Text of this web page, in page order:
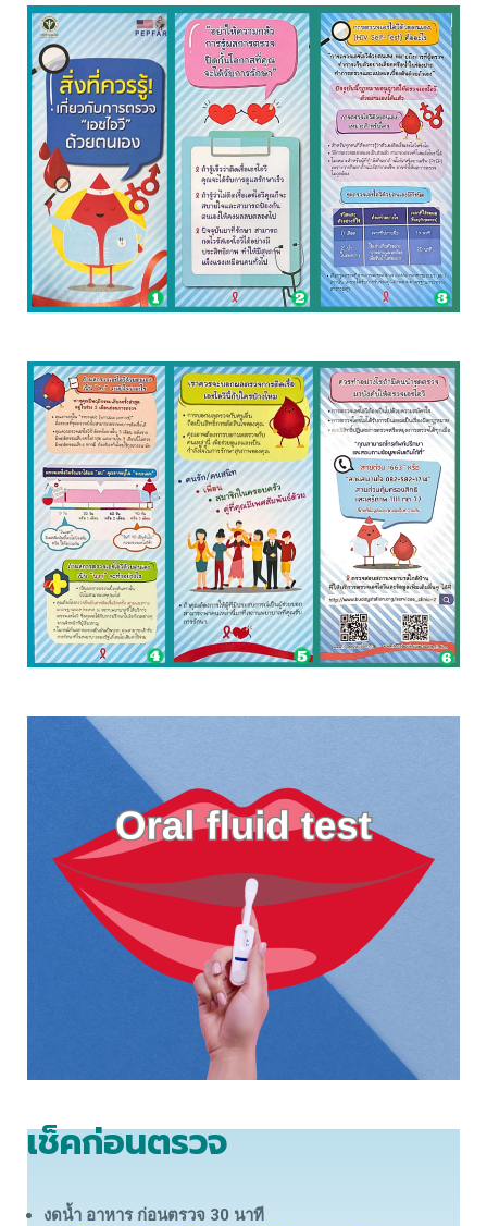
เช็คก่อนตรวจ
งดน้ำ อาหาร ก่อนตรวจ 30 นาที